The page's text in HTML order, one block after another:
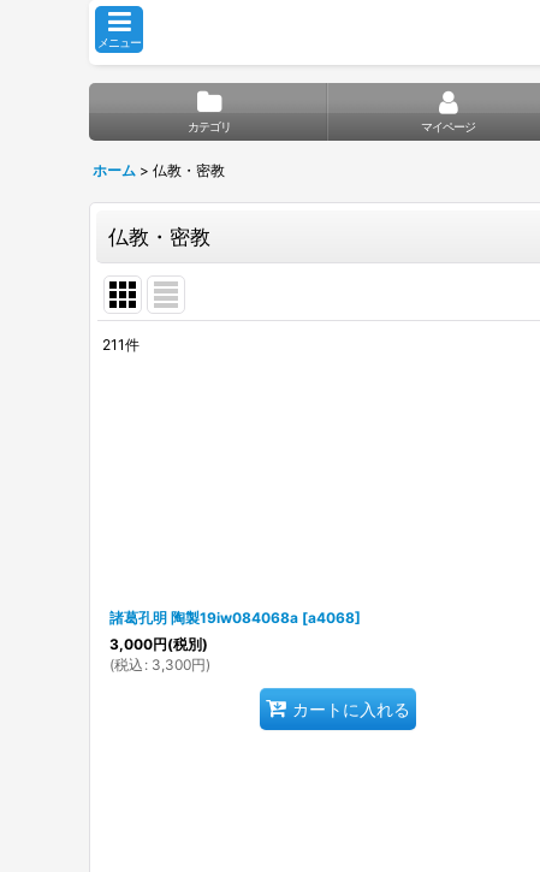
メニュー
カテゴリ マイページ
ホーム > 仏教・密教
仏教・密教
211件
諸葛孔明 陶製19iw084068a [a4068]
3,000円(税別)
(税込 : 3,300円)
カートに入れる